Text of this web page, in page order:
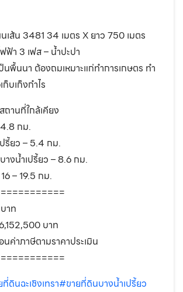
ส้น 3481 34 เมตร X ยาว 750 เมตร
ฟ้า 3 เฟส – น้ำปะปา
พื้นนา ต้องถมเหมาะแก่ทำการเกษตร ทำ
บเก็งกำไร
ถานที่ใกล้เคียง
กม.
รี้ยว – 5.4 กม.
างน้ำเปรี้ยว – 8.6 กม.
– 19.5 กม.
าท
บาท
นค่าภาษีตามราคาประเมิน
ดินฉะเชิงเทรา#ขายที่ดินบางน้ำเปรี้ยว